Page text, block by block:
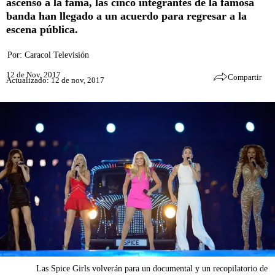
ascenso a la fama, las cinco integrantes de la famosa
banda han llegado a un acuerdo para regresar a la
escena pública.
Por: Caracol Televisión
12 de Nov, 2017
Actualizado: 12 de nov, 2017 Compartir
Las Spice Girls volverán para un documental y un recopilatorio de